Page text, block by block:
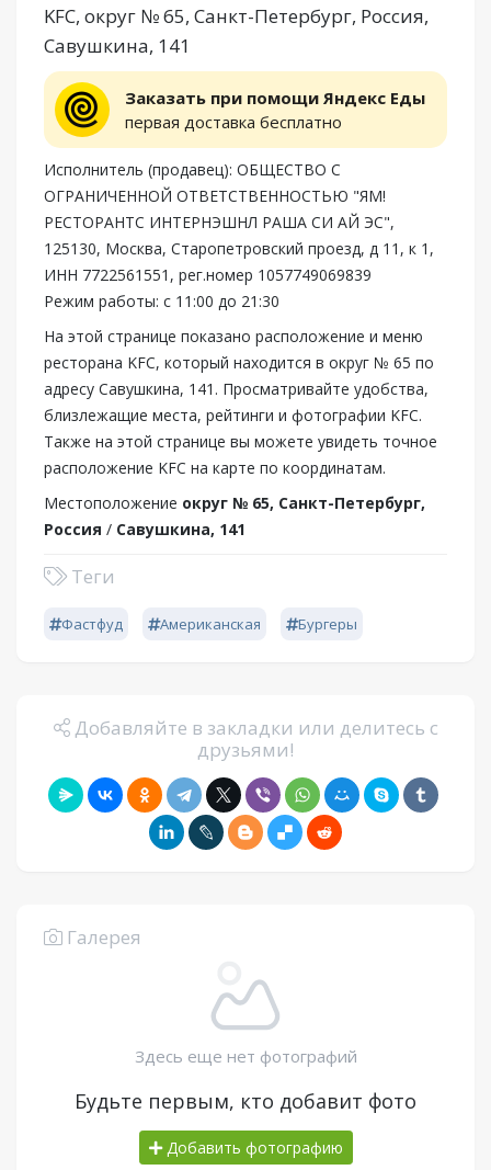
KFC, округ № 65, Санкт-Петербург, Россия,
Савушкина, 141
Заказать при помощи Яндекс Еды
первая доставка бесплатно
Исполнитель (продавец): ОБЩЕСТВО С
ОГРАНИЧЕННОЙ ОТВЕТСТВЕННОСТЬЮ "ЯМ!
РЕСТОРАНТС ИНТЕРНЭШНЛ РАША СИ АЙ ЭС",
125130, Москва, Старопетровский проезд, д 11, к 1,
ИНН 7722561551, рег.номер 1057749069839
Режим работы: с 11:00 до 21:30
На этой странице показано расположение и меню
ресторана KFC, который находится в округ № 65 по
адресу Савушкина, 141. Просматривайте удобства,
близлежащие места, рейтинги и фотографии KFC.
Также на этой странице вы можете увидеть точное
расположение KFC на карте по координатам.
Местоположение округ № 65, Санкт-Петербург,
Россия / Савушкина, 141
Теги
Фастфуд Американская Бургеры
Добавляйте в закладки или делитесь с
друзьями!
Галерея
Здесь еще нет фотографий
Будьте первым, кто добавит фото
Добавить фотографию